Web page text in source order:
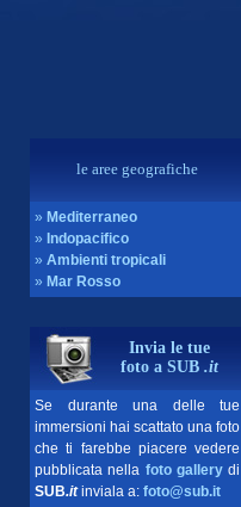
le aree geografiche
» Mediterraneo
» Indopacifico
» Ambienti tropicali
» Mar Rosso
Invia le tue
foto a SUB .it
Se durante una delle tue
immersioni hai scattato una foto
che ti farebbe piacere vedere
pubblicata nella foto gallerydi
SUB.itinviala a: foto@sub.it